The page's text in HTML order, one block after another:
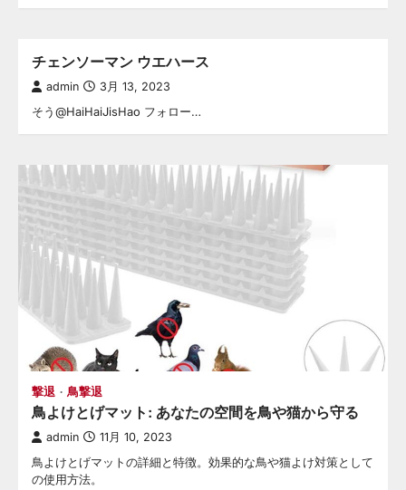
チェンソーマン ウエハース
admin 3月 13, 2023
そう@HaiHaiJisHao フォロー…
撃退 鳥撃退
鳥よけとげマット: あなたの空間を鳥や猫から守る
admin 11月 10, 2023
鳥よけとげマットの詳細と特徴。効果的な鳥や猫よけ対策として
の使用方法。